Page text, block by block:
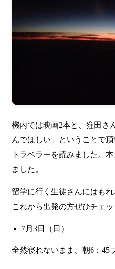
機内では映画2本と、窪田さ
んでほしい」ということで頂
トラベラーを読みました。
ました。
留学に行く生徒さんにはも
これから出発の方ぜひチェッ
7月3日（日）
全然寝れないまま、朝6：45